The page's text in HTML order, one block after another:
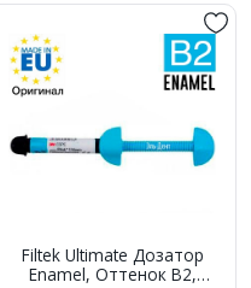
Filtek Ultimate Дозатор
Enamel, Оттенок B2,